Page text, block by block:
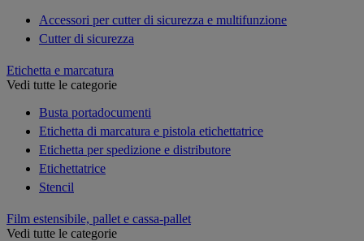
Accessori per cutter di sicurezza e multifunzione
Cutter di sicurezza
Etichetta e marcatura
Vedi tutte le categorie
Busta portadocumenti
Etichetta di marcatura e pistola etichettatrice
Etichetta per spedizione e distributore
Etichettatrice
Stencil
Film estensibile, pallet e cassa-pallet
Vedi tutte le categorie